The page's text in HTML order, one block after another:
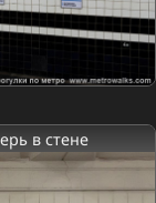
в стене